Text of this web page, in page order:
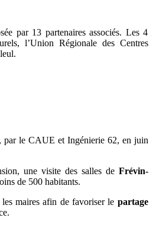
par 13 partenaires associés. Les 4
l’Union Régionale des Centres
par le CAUE et Ingénierie 62, en juin
une visite des salles de Frévin-
de 500 habitants.
maires afin de favoriser le partage